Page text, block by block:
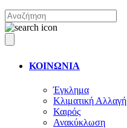
ΚΟΙΝΩΝΙΑ
Έγκλημα
Κλιματική Αλλαγή
Καιρός
Ανακύκλωση